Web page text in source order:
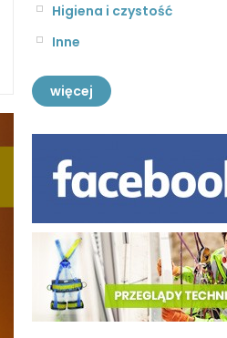
Higiena i czystość
Inne
więcej